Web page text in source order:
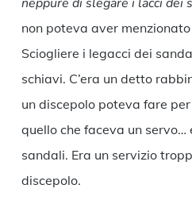
non poteva aver
Sciogliere i legacci dei
schiavi. C’era un detto
un discepolo poteva fare
quello che faceva un
sandali. Era un servizio
discepolo.